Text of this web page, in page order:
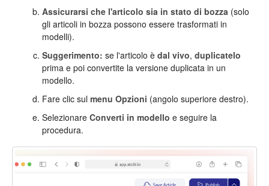
Assicurarsi che l'articolo sia in stato di bozza (solo
gli articoli in bozza possono essere trasformati in
modelli).
Suggerimento: se l'articolo è dal vivo, duplicatelo
prima e poi convertite la versione duplicata in un
modello.
Fare clic sul menu Opzioni (angolo superiore destro).
Selezionare Converti in modello e seguire la
procedura.